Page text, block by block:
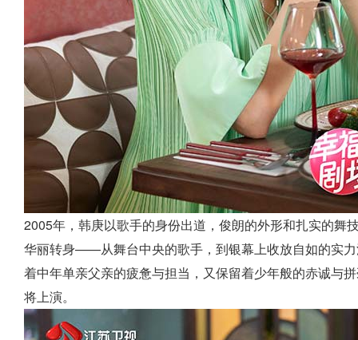
2005年，韩庚以歌手的身份出道，俊朗的外形和扎实的舞
华丽转身——从舞台中央的歌手，到银幕上收放自如的实
着中年单亲父亲的疲惫与担当，又保留着少年般的赤诚与
将上演。